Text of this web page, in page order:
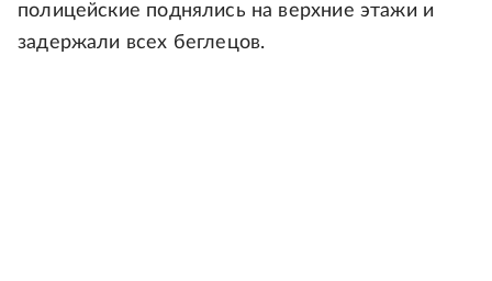
полицейские поднялись на верхние этажи и
задержали всех беглецов.